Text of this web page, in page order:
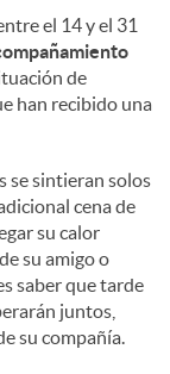
el 14 y el 31
de
han recibido una
se sintieran solos
cena de
su calor
su amigo o
saber que tarde
juntos,
su compañía.